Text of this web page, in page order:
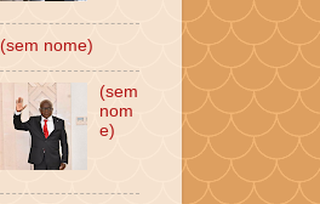
(sem nome)
(sem
nom
e)